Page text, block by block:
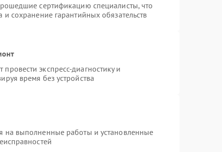
сертификацию специалисты, что
сохранение гарантийных обязательств
экспресс-диагностику и
время без устройства
на выполненные работы и установленные